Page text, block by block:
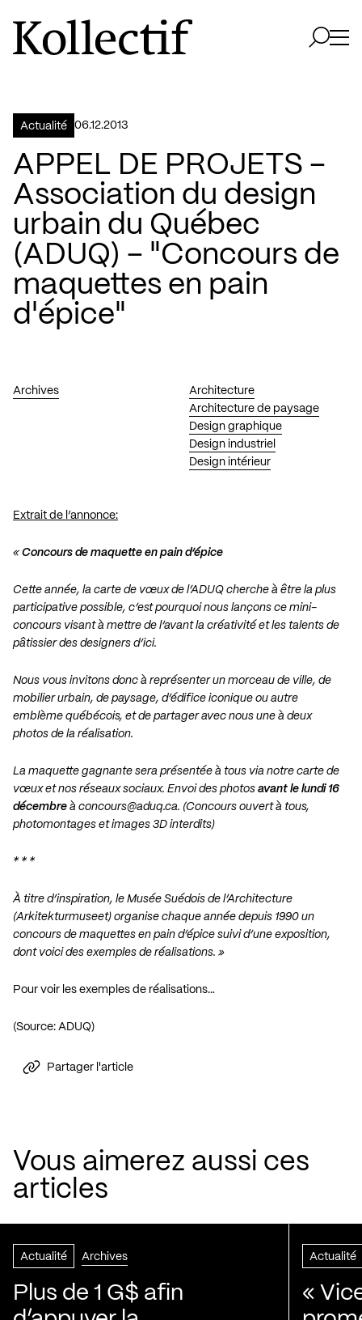
Aller à la page d'accueil
Logo Kollectif
Actualité 06.12.2013
APPEL DE PROJETS –
Association du design
urbain du Québec
(ADUQ) – "Concours de
maquettes en pain
d'épice"
Archives
Architecture
Architecture de paysage
Design graphique
Design industriel
Design intérieur
Extrait de l’annonce:
« Concours de maquette en pain d’épice
Cette année, la carte de vœux de l’ADUQ cherche à être la plus
participative possible, c’est pourquoi nous lançons ce mini-
concours visant à mettre de l’avant la créativité et les talents de
pâtissier des designers d’ici.
Nous vous invitons donc à représenter un morceau de ville, de
mobilier urbain, de paysage, d’édifice iconique ou autre
emblème québécois, et de partager avec nous une à deux
photos de la réalisation.
La maquette gagnante sera présentée à tous via notre carte de
vœux et nos réseaux sociaux. Envoi des photos avant le lundi 16
décembre à concours@aduq.ca. (Concours ouvert à tous,
photomontages et images 3D interdits)
* * *
À titre d’inspiration, le Musée Suédois de l’Architecture
(Arkitekturmuseet) organise chaque année depuis 1990 un
concours de maquettes en pain d’épice suivi d’une exposition,
dont voici des exemples de réalisations. »
Pour voir les exemples de réalisations…
(Source: ADUQ)
Partager l'article
Vous aimerez aussi ces
articles
Actualité Archives
Plus de 1 G$ afin
Actualité
«